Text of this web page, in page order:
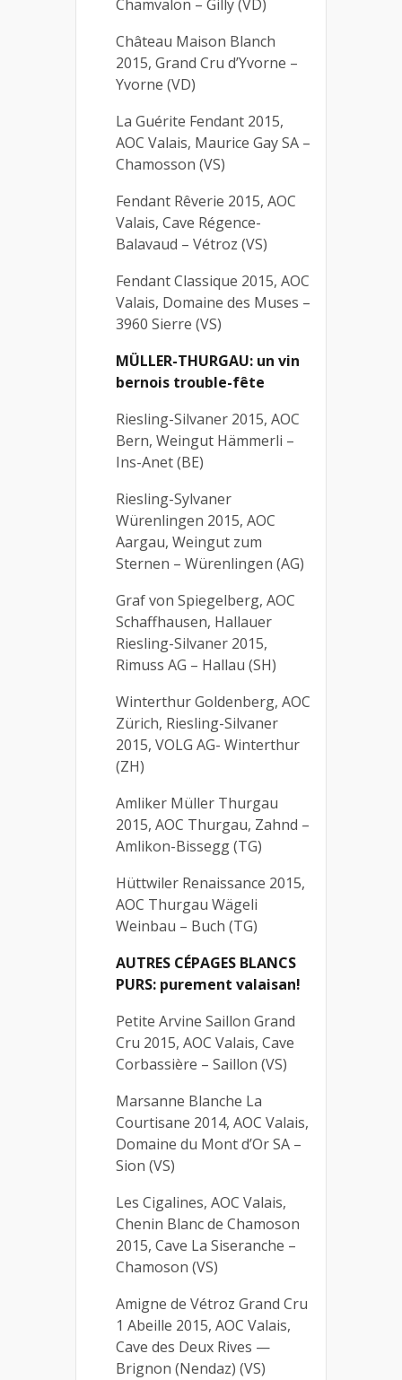
Chamvalon – Gilly (VD)
Château Maison Blanch
2015, Grand Cru d’Yvorne –
Yvorne (VD)
La Guérite Fendant 2015,
AOC Valais, Maurice Gay SA –
Chamosson (VS)
Fendant Rêverie 2015, AOC
Valais, Cave Régence-
Balavaud – Vétroz (VS)
Fendant Classique 2015, AOC
Valais, Domaine des Muses –
3960 Sierre (VS)
MÜLLER-THURGAU: un vin
bernois trouble-fête
Riesling-Silvaner 2015, AOC
Bern, Weingut Hämmerli –
Ins-Anet (BE)
Riesling-Sylvaner
Würenlingen 2015, AOC
Aargau, Weingut zum
Sternen – Würenlingen (AG)
Graf von Spiegelberg, AOC
Schaffhausen, Hallauer
Riesling-Silvaner 2015,
Rimuss AG – Hallau (SH)
Winterthur Goldenberg, AOC
Zürich, Riesling-Silvaner
2015, VOLG AG- Winterthur
(ZH)
Amliker Müller Thurgau
2015, AOC Thurgau, Zahnd –
Amlikon-Bissegg (TG)
Hüttwiler Renaissance 2015,
AOC Thurgau Wägeli
Weinbau – Buch (TG)
AUTRES CÉPAGES BLANCS
PURS: purement valaisan!
Petite Arvine Saillon Grand
Cru 2015, AOC Valais, Cave
Corbassière – Saillon (VS)
Marsanne Blanche La
Courtisane 2014, AOC Valais,
Domaine du Mont d’Or SA –
Sion (VS)
Les Cigalines, AOC Valais,
Chenin Blanc de Chamoson
2015, Cave La Siseranche –
Chamoson (VS)
Amigne de Vétroz Grand Cru
1 Abeille 2015, AOC Valais,
Cave des Deux Rives —
Brignon (Nendaz) (VS)